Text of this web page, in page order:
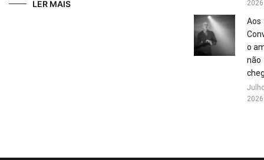
LER MAIS
2026
Aos
o
não
2026